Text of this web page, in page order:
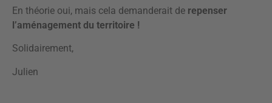
En théorie oui, mais cela demanderait de repenser
l’aménagement du territoire !
Solidairement,
Julien